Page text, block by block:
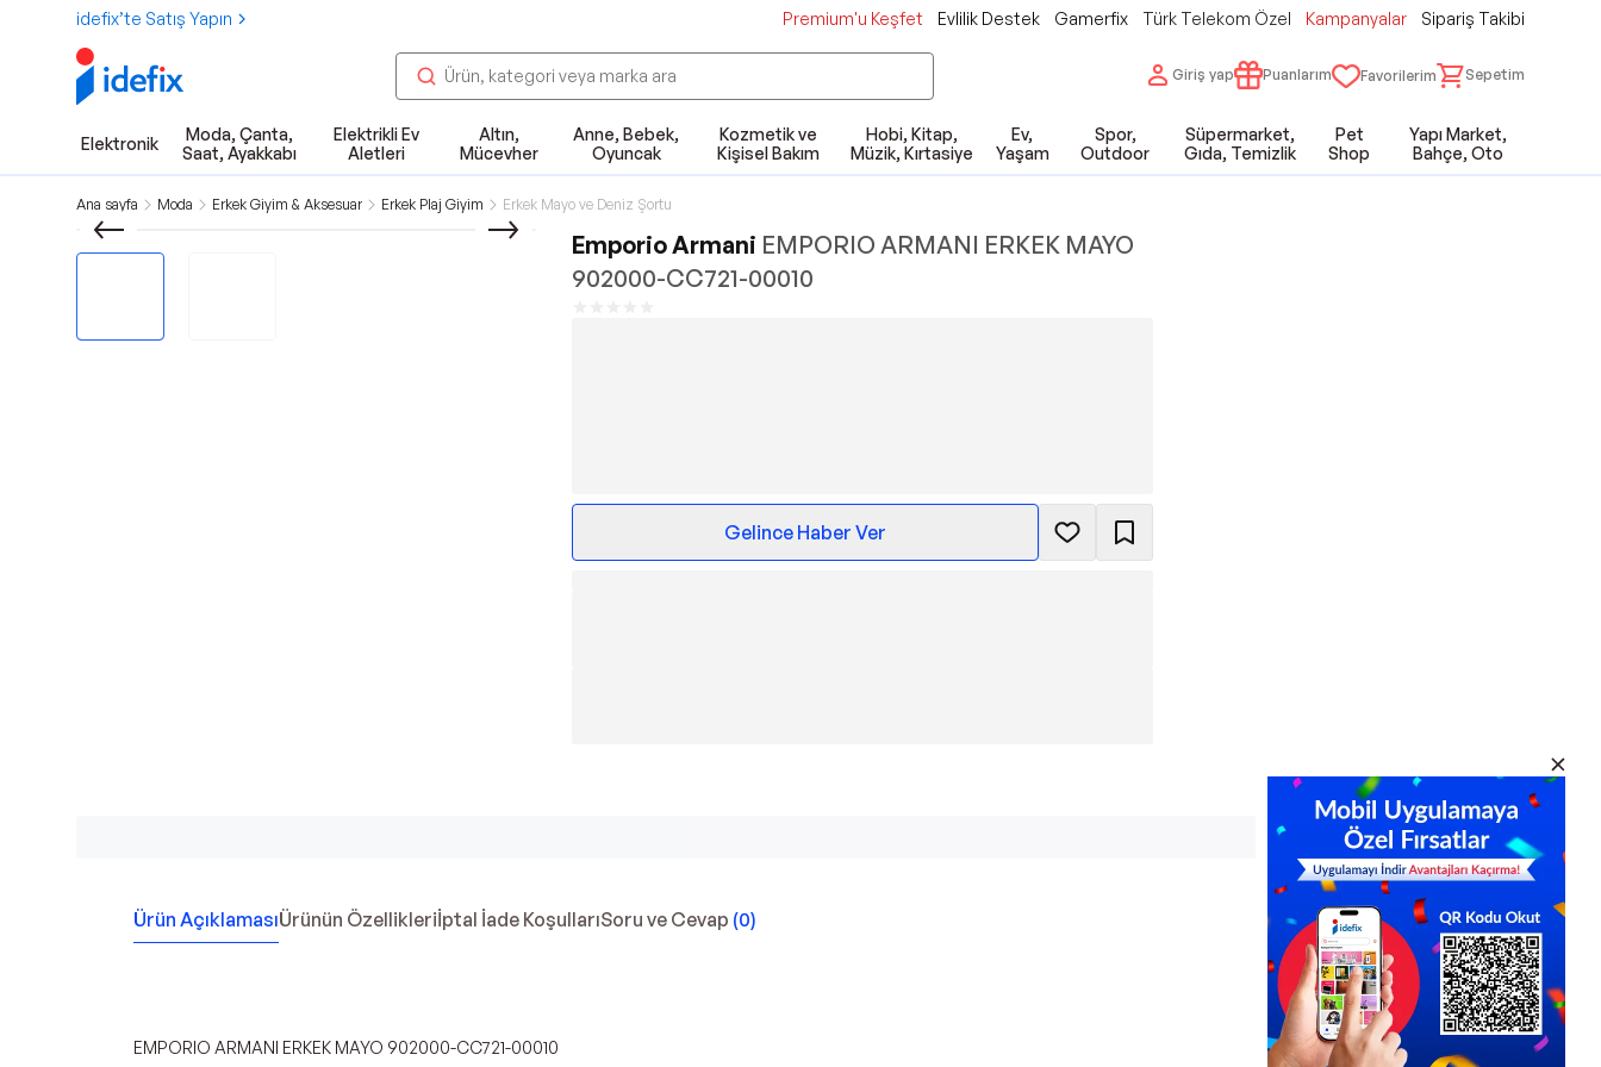
idefix’te Satış Yapın Premium'u Keşfet Evlilik Destek Gamerfix Türk Telekom Özel Kampanyalar Sipariş Takibi
Giriş yap Puanlarım Favorilerim Sepetim
Elektronik
Moda, Çanta,
Saat, Ayakkabı
Elektrikli Ev
Aletleri
Altın,
Mücevher
Anne, Bebek,
Oyuncak
Kozmetik ve
Kişisel Bakım
Hobi, Kitap,
Müzik, Kırtasiye
Ev,
Yaşam
Spor,
Outdoor
Süpermarket,
Gıda, Temizlik
Pet
Shop
Yapı Market,
Bahçe, Oto
Ana sayfa Moda Erkek Giyim & Aksesuar Erkek Plaj Giyim Erkek Mayo ve Deniz Şortu
Emporio Armani EMPORIO ARMANI ERKEK MAYO
902000-CC721-00010
Gelince Haber Ver
Ürün AçıklamasıÜrünün Özellikleriİptal İade KoşullarıSoru ve Cevap (0)
EMPORIO ARMANI ERKEK MAYO 902000-CC721-00010